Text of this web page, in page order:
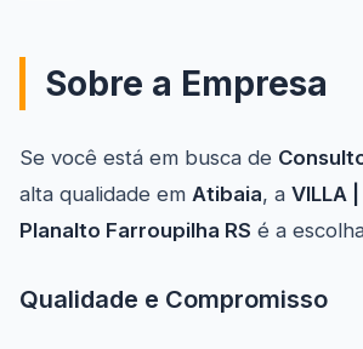
Sobre a Empresa
Se você está em busca de
alta qualidade em Atibaia, a VILLA
Planalto Farroupilha RS é a
Qualidade e Compromisso